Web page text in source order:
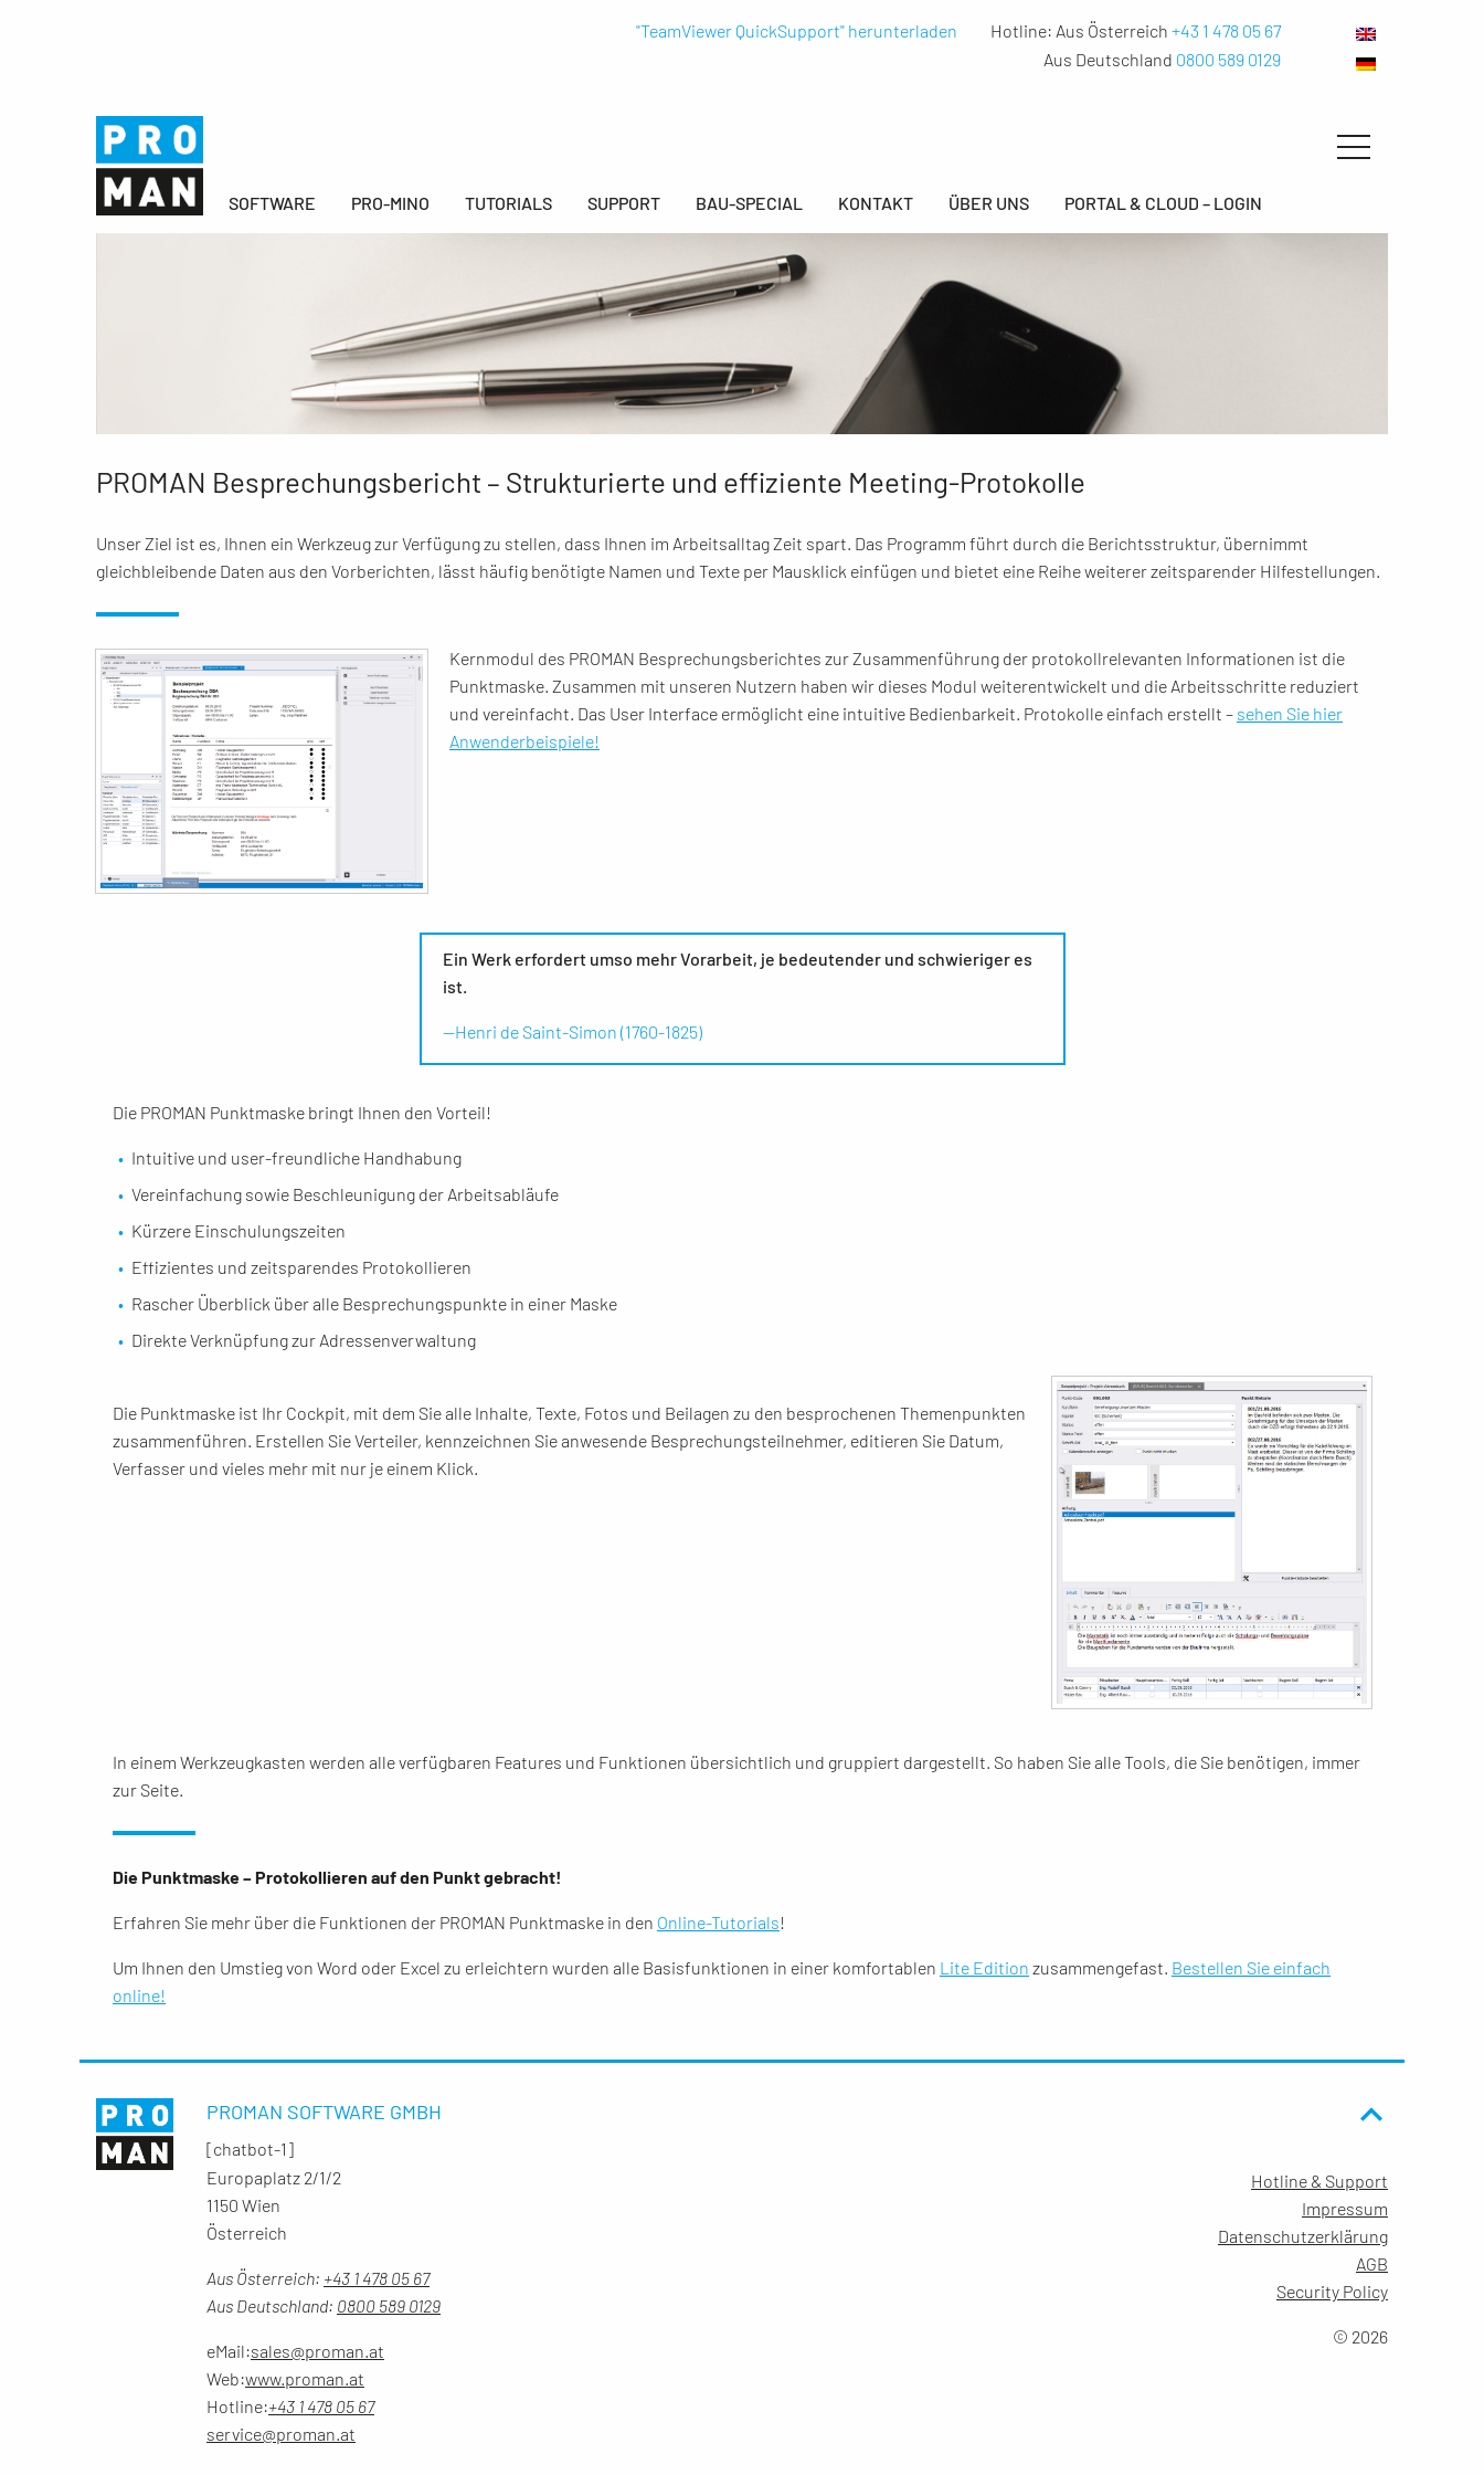
"TeamViewer QuickSupport" herunterladen Hotline: Aus Österreich +43 1 478 05 67
Aus Deutschland 0800 589 0129
SOFTWARE PRO-MINO TUTORIALS SUPPORT BAU-SPECIAL KONTAKT ÜBER UNS PORTAL & CLOUD – LOGIN
PROMAN Besprechungsbericht – Strukturierte und effiziente Meeting-Protokolle
Unser Ziel ist es, Ihnen ein Werkzeug zur Verfügung zu stellen, dass Ihnen im Arbeitsalltag Zeit spart. Das Programm führt durch die Berichtsstruktur, übernimmt
gleichbleibende Daten aus den Vorberichten, lässt häufig benötigte Namen und Texte per Mausklick einfügen und bietet eine Reihe weiterer zeitsparender Hilfestellungen.
Kernmodul des PROMAN Besprechungsberichtes zur Zusammenführung der protokollrelevanten Informationen ist die
Punktmaske. Zusammen mit unseren Nutzern haben wir dieses Modul weiterentwickelt und die Arbeitsschritte reduziert
und vereinfacht. Das User Interface ermöglicht eine intuitive Bedienbarkeit. Protokolle einfach erstellt – sehen Sie hier
Anwenderbeispiele!
Ein Werk erfordert umso mehr Vorarbeit, je bedeutender und schwieriger es
ist.
—Henri de Saint-Simon (1760-1825)
Die PROMAN Punktmaske bringt Ihnen den Vorteil!
Intuitive und user-freundliche Handhabung
Vereinfachung sowie Beschleunigung der Arbeitsabläufe
Kürzere Einschulungszeiten
Effizientes und zeitsparendes Protokollieren
Rascher Überblick über alle Besprechungspunkte in einer Maske
Direkte Verknüpfung zur Adressenverwaltung
Die Punktmaske ist Ihr Cockpit, mit dem Sie alle Inhalte, Texte, Fotos und Beilagen zu den besprochenen Themenpunkten
zusammenführen. Erstellen Sie Verteiler, kennzeichnen Sie anwesende Besprechungsteilnehmer, editieren Sie Datum,
Verfasser und vieles mehr mit nur je einem Klick.
In einem Werkzeugkasten werden alle verfügbaren Features und Funktionen übersichtlich und gruppiert dargestellt. So haben Sie alle Tools, die Sie benötigen, immer
zur Seite.
Die Punktmaske – Protokollieren auf den Punkt gebracht!
Erfahren Sie mehr über die Funktionen der PROMAN Punktmaske in den Online-Tutorials!
Um Ihnen den Umstieg von Word oder Excel zu erleichtern wurden alle Basisfunktionen in einer komfortablen Lite Edition zusammengefast. Bestellen Sie einfach
online!
PROMAN SOFTWARE GMBH
[chatbot-1]
Europaplatz 2/1/2
1150 Wien
Österreich
Aus Österreich: +43 1 478 05 67
Aus Deutschland: 0800 589 0129
eMail:sales@proman.at
Web:www.proman.at
Hotline:+43 1 478 05 67
service@proman.at
Hotline & Support
Impressum
Datenschutzerklärung
AGB
Security Policy
© 2026